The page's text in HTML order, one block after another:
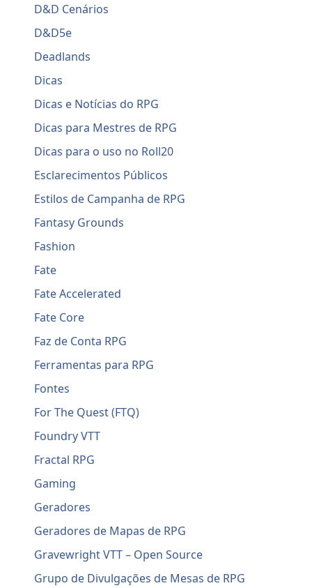
D&D Cenários
D&D5e
Deadlands
Dicas
Dicas e Notícias do RPG
Dicas para Mestres de RPG
Dicas para o uso no Roll20
Esclarecimentos Públicos
Estilos de Campanha de RPG
Fantasy Grounds
Fashion
Fate
Fate Accelerated
Fate Core
Faz de Conta RPG
Ferramentas para RPG
Fontes
For The Quest (FTQ)
Foundry VTT
Fractal RPG
Gaming
Geradores
Geradores de Mapas de RPG
Gravewright VTT – Open Source
Grupo de Divulgações de Mesas de RPG